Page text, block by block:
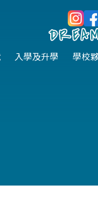
入學及升學 學校